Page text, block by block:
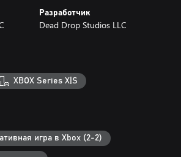
Разработчик
Dead Drop Studios LLC
XBOX Series X|S
игра в Xbox (2-2)